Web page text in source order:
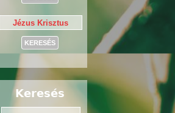
Keresés